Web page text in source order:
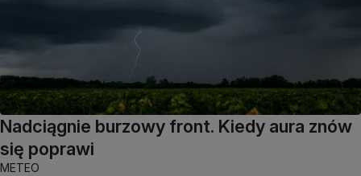
Nadciągnie burzowy front. Kiedy aura znów
się poprawi
METEO